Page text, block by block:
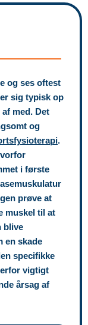
og ses oftest
sig typisk op
med. Det
og
.
i første
prøve at
muskel til at
blive
en skade
specifikke
vigtigt
årsag af